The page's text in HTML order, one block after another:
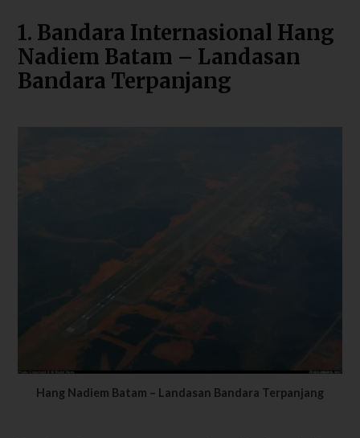
1. Bandara Internasional Hang
Nadiem Batam – Landasan
Bandara Terpanjang
Hang Nadiem Batam – Landasan Bandara Terpanjang